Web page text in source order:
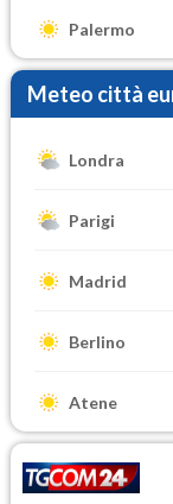
Palermo
Meteo città
Londra
Parigi
Madrid
Berlino
Atene